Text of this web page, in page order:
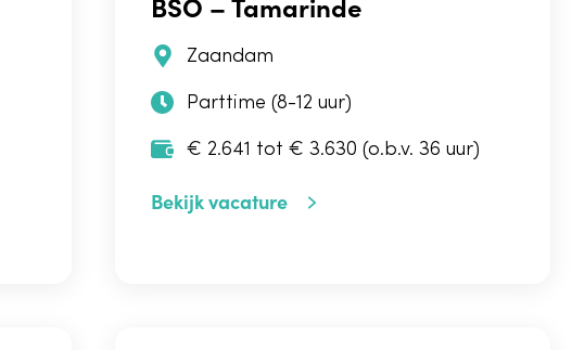
Zaandam
Parttime (8-12 uur)
€ 2.641 tot € 3.630 (o.b.v. 36 uur)
Bekijk vacature